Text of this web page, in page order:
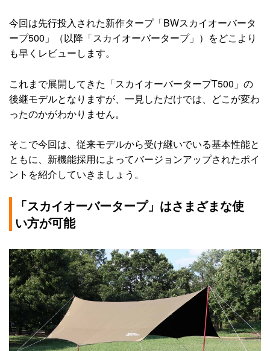
今回は先行投入された新作タープ「BWスカイオーバータ
ープ500」（以降「スカイオーバータープ」）をどこより
も早くレビューします。
これまで展開してきた「スカイオーバータープT500」の
後継モデルとなりますが、一見しただけでは、どこが変わ
ったのかがわかりません。
そこで今回は、従来モデルから受け継いでいる基本性能と
ともに、新機能採用によってバージョンアップされたポイ
ントを紹介していきましょう。
「スカイオーバータープ」はさまざまな使
い方が可能